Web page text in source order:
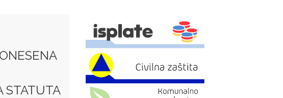
STATUTA